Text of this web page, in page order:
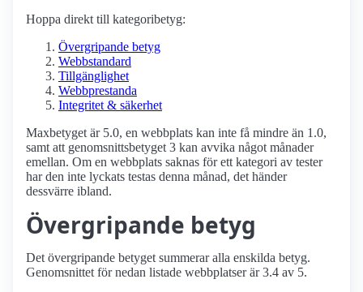
Hoppa direkt till kategoribetyg:
Övergripande betyg
Webbstandard
Tillgänglighet
Webbprestanda
Integritet & säkerhet
Maxbetyget är 5.0, en webbplats kan inte få mindre än 1.0,
samt att genomsnittsbetyget 3 kan avvika något månader
emellan. Om en webbplats saknas för ett kategori av tester
har den inte lyckats testas denna månad, det händer
dessvärre ibland.
Övergripande betyg
Det övergripande betyget summerar alla enskilda betyg.
Genomsnittet för nedan listade webbplatser är 3.4 av 5.